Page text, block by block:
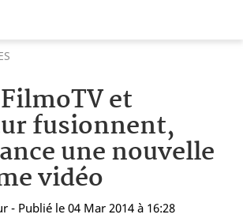
et
fusionnent,
une nouvelle
vidéo
- Publié le 04 Mar 2014 à 16:28